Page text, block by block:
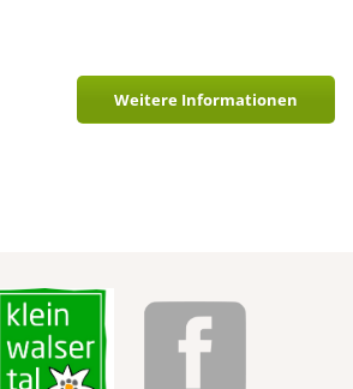
Weitere Informationen